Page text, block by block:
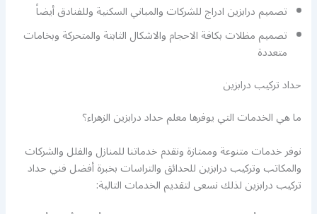
تصميم درابزين ادراج للشركات والمباني السكنية وللفنادق أيضاً
تصميم مظلات بكافة الاحجام والاشكال الثابتة والمتحركة وبخامات
متعددة
حداد تركيب درابزين
ما هي الخدمات التي يوفرها معلم حداد درابزين الزهراء؟
نوفر خدمات متنوعة وممتازة ونقدم خدماتنا للمنازل والفلل والشركات
والمكاتب وتركيب درابزين للحدائق والتراسات بخبرة أفضل فني حداد
تركيب درابزين لذلك نسعى لتقديم الخدمات التالية: